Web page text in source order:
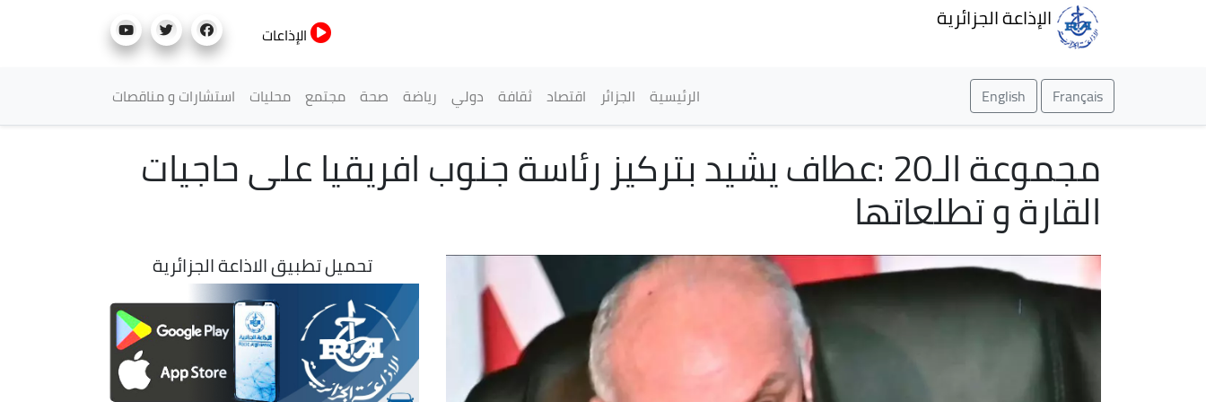
الإذاعة الجزائرية
الإذاعات
Français
English القائمة الرئيسية
الرئيسية الجزائر اقتصاد ثقافة دولي رياضة صحة مجتمع محليات استشارات و مناقصات
مجموعة الـ20 :عطاف يشيد بتركيز رئاسة جنوب افريقيا على حاجيات
القارة و تطلعاتها
تحميل تطبيق الاذاعة الجزائرية